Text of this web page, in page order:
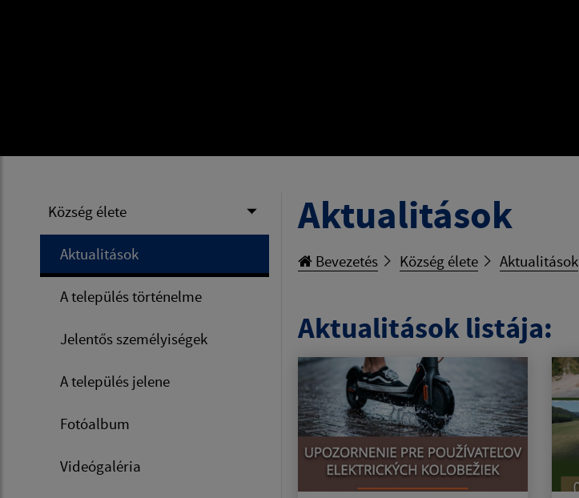
Község élete
Aktualitások
A település történelme
Jelentős személyiségek
A település jelene
Fotóalbum
Videógaléria
Aktualitások
Bevezetés Község élete Aktualitások
Aktualitások listája: